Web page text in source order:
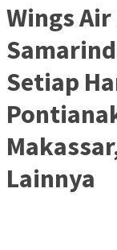
Wings
Setiap
Lainnya